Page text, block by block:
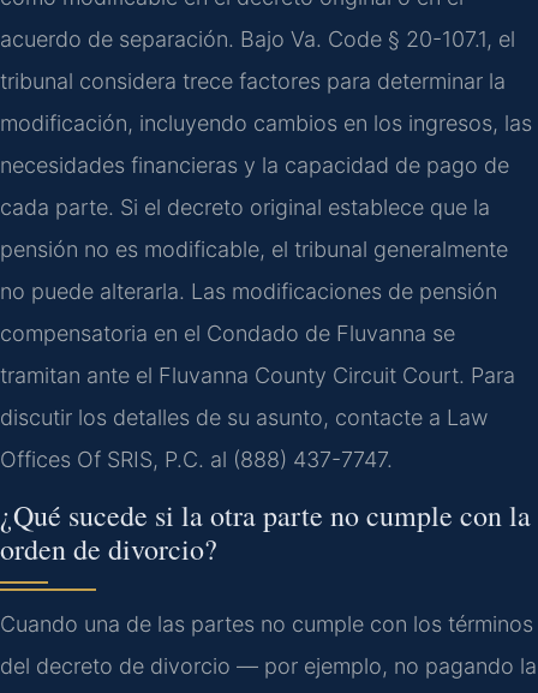
acuerdo de separación. Bajo Va. Code § 20-107.1, el
tribunal considera trece factores para determinar la
modificación, incluyendo cambios en los ingresos, las
necesidades financieras y la capacidad de pago de
cada parte. Si el decreto original establece que la
pensión no es modificable, el tribunal generalmente
no puede alterarla. Las modificaciones de pensión
compensatoria en el Condado de Fluvanna se
tramitan ante el Fluvanna County Circuit Court. Para
discutir los detalles de su asunto, contacte a Law
Offices Of SRIS, P.C. al (888) 437-7747.
¿Qué sucede si la otra parte no cumple con la
orden de divorcio?
Cuando una de las partes no cumple con los términos
del decreto de divorcio — por ejemplo, no pagando la